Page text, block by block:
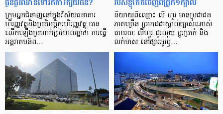
ក្រុម​អ្នក​ជំនាញ​នៅ​ក្នុង​វិស័យ​ធនាគារ
ហិរញ្ញវត្ថុ​និង​ប្រតិបត្តិករ​ហិរញ្ញ​វត្ថុ បាន​​
លើក​ឡើង​ប្រហាក់​ប្រហែល​គ្នា​ថា ការ​ធ្វើ​
អន្តរាគមន៍​ព…
និយាយ​ពី​ឈ្មោះ លី ហួរ មាន​ប្រជាជន​
ភាគ​ច្រើន ប្រាកដ​ជា​ស្គាល់​ច្បាស់​ណាស់
តាមរយៈ លីហួរ ដូរ​លុយ ប្តូរ​បា្រក់ និង​
លក់​មាស នៅ​ផ្សារ​អូរ​ឫ…